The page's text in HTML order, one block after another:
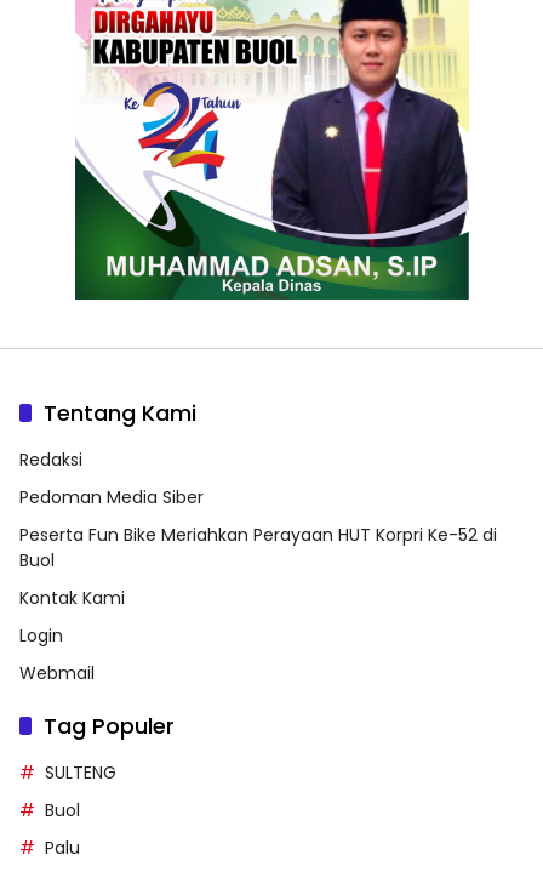
Tentang Kami
Redaksi
Pedoman Media Siber
Peserta Fun Bike Meriahkan Perayaan HUT Korpri Ke-52 di
Buol
Kontak Kami
Login
Webmail
Tag Populer
SULTENG
Buol
Palu